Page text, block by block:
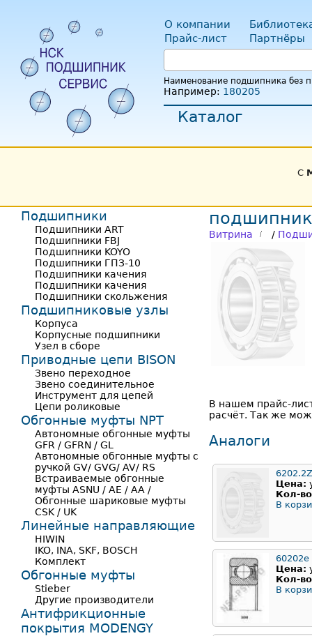
О компании
Прайс-лист
Партнёры
Наименование подшипника без
Например: 180205
Каталог
С
Витрина /
В нашем прайс-
расчёт. Так же
Аналоги
6202.2Z
Цена:
Кол-
В
60202е
Цена:
Кол-
В
Подшипники
Подшипники ART
Подшипники FBJ
Подшипники KOYO
Подшипники ГПЗ-10
Подшипники качения
Подшипники качения
Подшипники скольжения
Подшипниковые узлы
Корпуса
Корпусные подшипники
Узел в сборе
Приводные цепи BISON
Звено переходное
Звено соединительное
Инструмент для цепей
Цепи роликовые
Обгонные муфты NPT
Автономные обгонные муфты
GFR / GFRN / GL
Автономные обгонные муфты с
ручкой GV/ GVG/ AV/ RS
Встраиваемые обгонные
муфты ASNU / AE / AA /
Обгонные шариковые муфты
CSK / UK
Линейные направляющие
HIWIN
IKO, INA, SKF, BOSCH
Комплект
Обгонные муфты
Stieber
Другие производители
Антифрикционные
покрытия MODENGY